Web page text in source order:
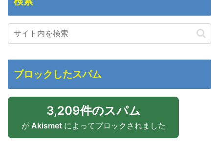
ブロックしたスパム
3,209件のスパム
が Akismetによってブロックされました